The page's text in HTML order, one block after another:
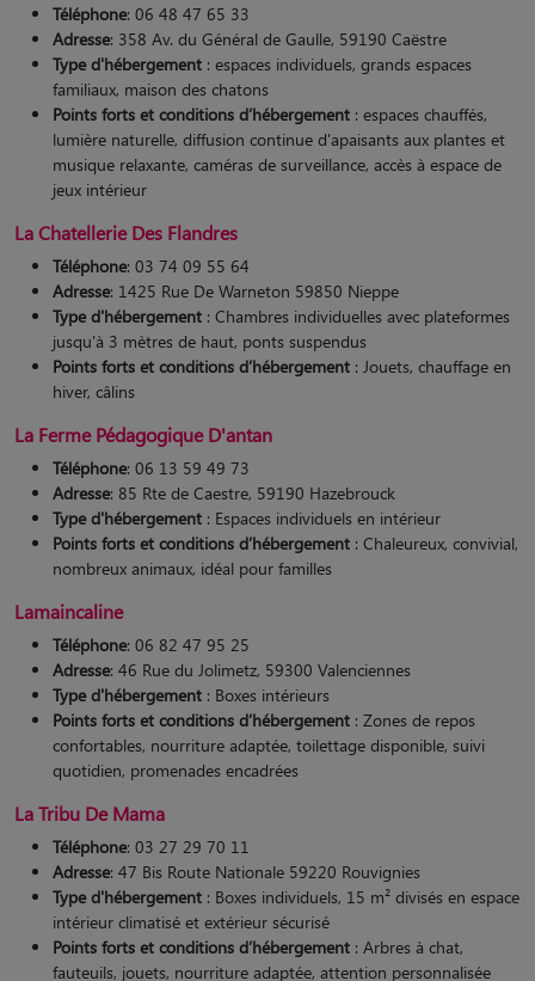
Téléphone: 06 48 47 65 33
Adresse: 358 Av. du Général de Gaulle, 59190 Caëstre
Type d'hébergement : espaces individuels, grands espaces
familiaux, maison des chatons
Points forts et conditions d’hébergement : espaces chauffés,
lumière naturelle, diffusion continue d'apaisants aux plantes et
musique relaxante, caméras de surveillance, accès à espace de
jeux intérieur
La Chatellerie Des Flandres
Téléphone: 03 74 09 55 64
Adresse: 1425 Rue De Warneton 59850 Nieppe
Type d'hébergement : Chambres individuelles avec plateformes
jusqu'à 3 mètres de haut, ponts suspendus
Points forts et conditions d’hébergement : Jouets, chauffage en
hiver, câlins​
La Ferme Pédagogique D'antan
Téléphone: 06 13 59 49 73
Adresse: 85 Rte de Caestre, 59190 Hazebrouck
Type d'hébergement : Espaces individuels en intérieur
Points forts et conditions d’hébergement : Chaleureux, convivial,
nombreux animaux, idéal pour familles​
Lamaincaline
Téléphone: 06 82 47 95 25
Adresse: 46 Rue du Jolimetz, 59300 Valenciennes
Type d'hébergement : Boxes intérieurs
Points forts et conditions d’hébergement : Zones de repos
confortables, nourriture adaptée, toilettage disponible, suivi
quotidien, promenades encadrées​
La Tribu De Mama
Téléphone: 03 27 29 70 11
Adresse: 47 Bis Route Nationale 59220 Rouvignies
Type d'hébergement : Boxes individuels, 15 m² divisés en espace
intérieur climatisé et extérieur sécurisé
Points forts et conditions d’hébergement : Arbres à chat,
fauteuils, jouets, nourriture adaptée, attention personnalisée​